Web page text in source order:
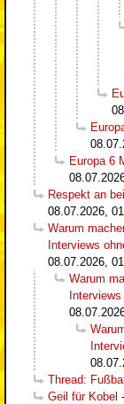
Europa 6
Respekt an
08.07.2026,
Warum
Interviews
08.07.2026,
Warum
Thread:
Geil für Kobel -